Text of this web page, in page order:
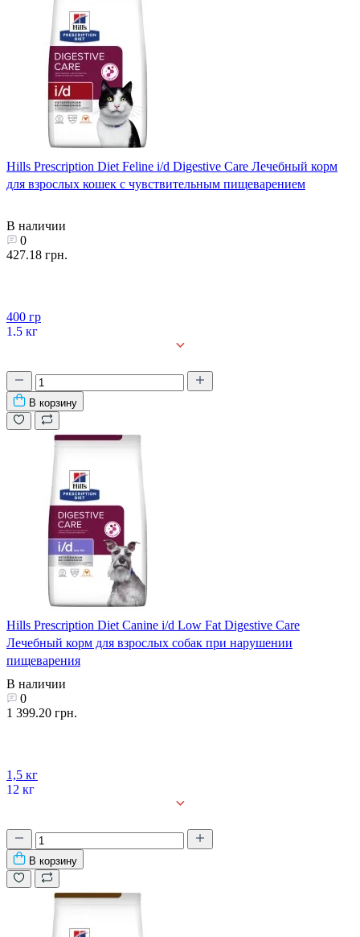
Hills Prescription Diet Feline i/d Digestive Care Лечебный корм
для взрослых кошек с чувствительным пищеварением
В наличии
0
427.18 грн.
400 гр
1,5 кг
В корзину
Hills Prescription Diet Canine i/d Low Fat Digestive Care
Лечебный корм для взрослых собак при нарушении
пищеварения
В наличии
0
1 399.20 грн.
1,5 кг
12 кг
В корзину